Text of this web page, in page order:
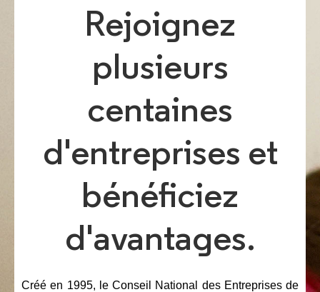
Rejoignez
plusieurs
centaines
d'entreprises et
bénéficiez
d'avantages.
Créé en 1995, le Conseil National des Entreprises de